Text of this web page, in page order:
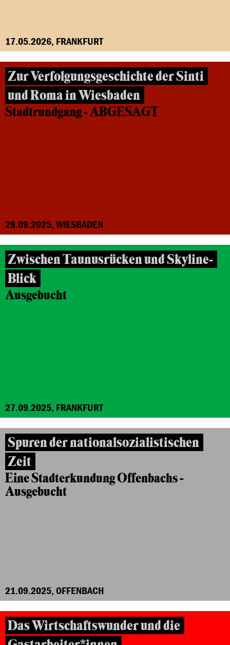
17.05.2026, FRANKFURT
Zur Verfolgungsgeschichte der Sinti
und Roma in Wiesbaden
Stadtrundgang - ABGESAGT
28.09.2025, WIESBADEN
Zwischen Taunusrücken und Skyline-
Blick
Ausgebucht
27.09.2025, FRANKFURT
Spuren der nationalsozialistischen
Zeit
Eine Stadterkundung Offenbachs -
Ausgebucht
21.09.2025, OFFENBACH
Das Wirtschaftswunder und die